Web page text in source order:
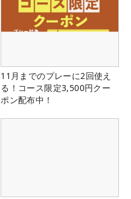
11月までのプレーに2回使え
る！コース限定3,500円クー
ポン配布中！